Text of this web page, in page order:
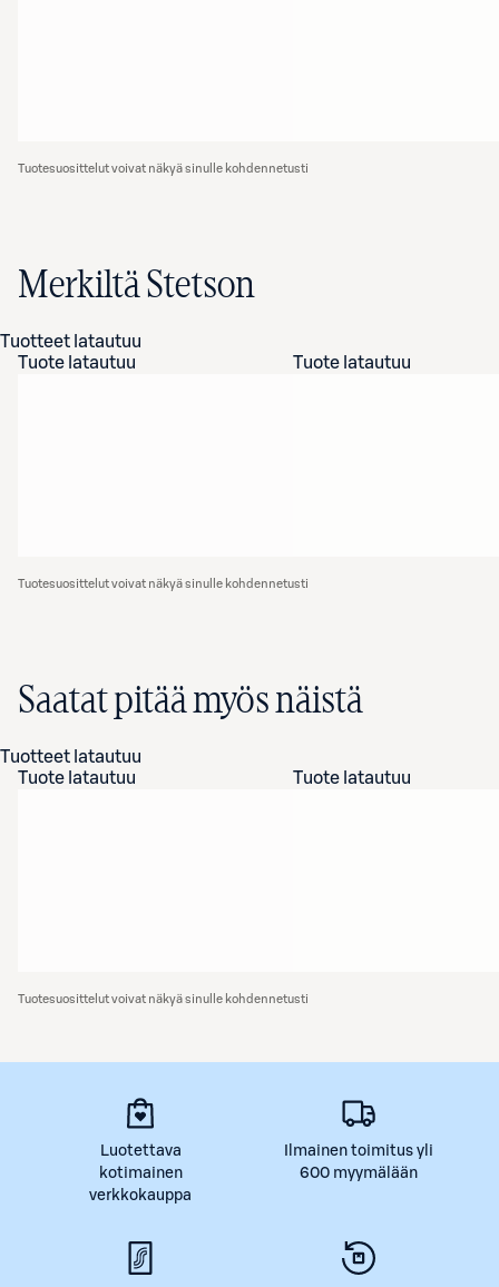
Tuotesuosittelut voivat näkyä sinulle kohdennetusti
Merkiltä Stetson
Tuotteet latautuu
Tuote latautuu
Tuote latautuu
Tuotesuosittelut voivat näkyä sinulle kohdennetusti
Saatat pitää myös näistä
Tuotteet latautuu
Tuote latautuu
Tuote latautuu
Tuotesuosittelut voivat näkyä sinulle kohdennetusti
Luotettava
kotimainen
verkkokauppa
Ilmainen toimitus yli
600 myymälään